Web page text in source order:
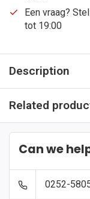
Een vraag?
tot 19:00
Description
Related
Can we
0252-